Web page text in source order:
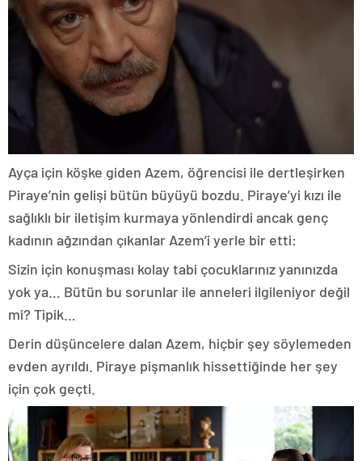
Ayça için köşke giden Azem, öğrencisi ile dertleşirken
Piraye’nin gelişi bütün büyüyü bozdu. Piraye’yi kızı ile
sağlıklı bir iletişim kurmaya yönlendirdi ancak genç
kadının ağzından çıkanlar Azem’i yerle bir etti:
Sizin için konuşması kolay tabi çocuklarınız yanınızda
yok ya… Bütün bu sorunlar ile anneleri ilgileniyor değil
mi? Tipik…
Derin düşüncelere dalan Azem, hiçbir şey söylemeden
evden ayrıldı. Piraye pişmanlık hissettiğinde her şey
için çok geçti.